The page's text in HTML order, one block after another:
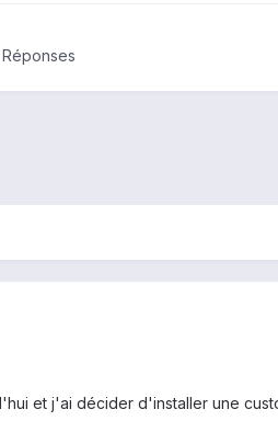
et j'ai décider d'installer une